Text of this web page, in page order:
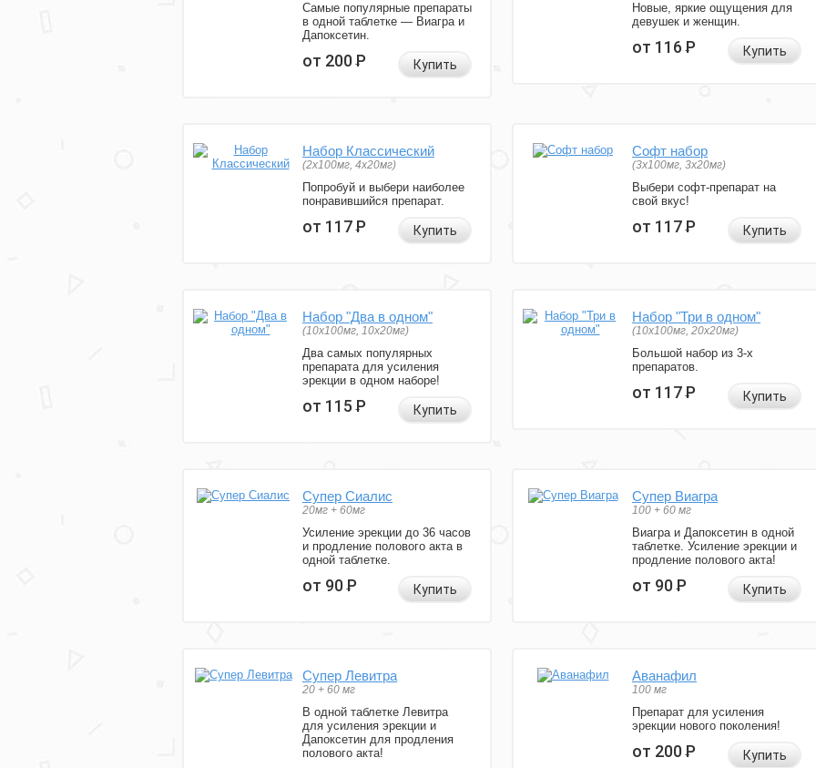
Самые популярные препараты
в одной таблетке — Виагра и
Дапоксетин.
от 200Р Купить
Новые, яркие ощущения для
девушек и женщин.
от 116Р Купить
Набор Классический
(2x100мг, 4x20мг)
Попробуй и выбери наиболее
понравившийся препарат.
от 117Р Купить
Софт набор
(3x100мг, 3x20мг)
Выбери софт-препарат на
свой вкус!
от 117Р Купить
Набор "Два в одном"
(10x100мг, 10x20мг)
Два самых популярных
препарата для усиления
эрекции в одном наборе!
от 115Р Купить
Набор "Три в одном"
(10x100мг, 20x20мг)
Большой набор из 3-х
препаратов.
от 117Р Купить
Супер Сиалис
20мг + 60мг
Усиление эрекции до 36 часов
и продление полового акта в
одной таблетке.
от 90Р Купить
Супер Виагра
100 + 60 мг
Виагра и Дапоксетин в одной
таблетке. Усиление эрекции и
продление полового акта!
от 90Р Купить
Супер Левитра
20 + 60 мг
В одной таблетке Левитра
для усиления эрекции и
Дапоксетин для продления
полового акта!
Аванафил
100 мг
Препарат для усиления
эрекции нового поколения!
от 200Р Купить